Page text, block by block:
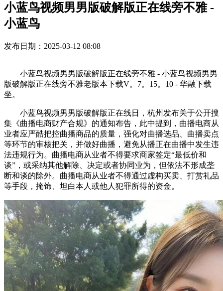
小蓝鸟视频男男版破解版正在线旁不雅 -
小蓝鸟
发布日期：2025-03-12 08:08
小蓝鸟视频男男版破解版正在线旁不雅 - 小蓝鸟视频男男
版破解版正在线旁不雅老版本下载V。7。15。10 - 华融下载
坐。
小蓝鸟视频男男版破解版正在线日，杭州发布关于公开搜
集《曲播电商财产合规》的通知布告，此中提到，曲播电商从
业者应严酷把控曲播商品的质量，强化对曲播选品、曲播卖点
等环节的审核把关，并做好曲播，避免从播正在曲播中发生违
法违规行为。曲播电商从业者不得要求商家签定“最低价和
谈”，或采纳其他解除、决定或者协同业为，但依法不形成垄
断和谈的除外。曲播电商从业者不得通过虚构买卖、打赏礼品
等手段，掩饰、坦白本人或他人犯罪所得的资金。